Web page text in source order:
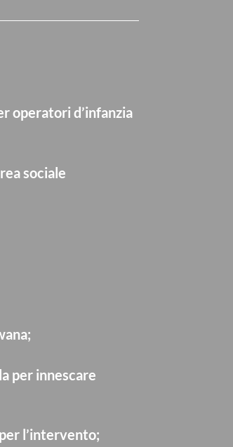
operatori d’infanzia
sociale
per innescare
l’intervento;